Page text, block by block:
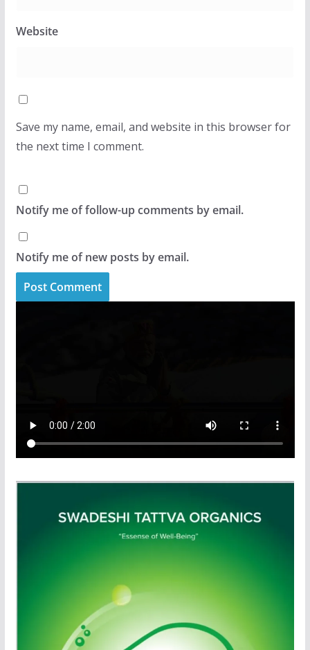
Website
Save my name, email, and website in this browser for
the next time I comment.
Notify me of follow-up comments by email.
Notify me of new posts by email.